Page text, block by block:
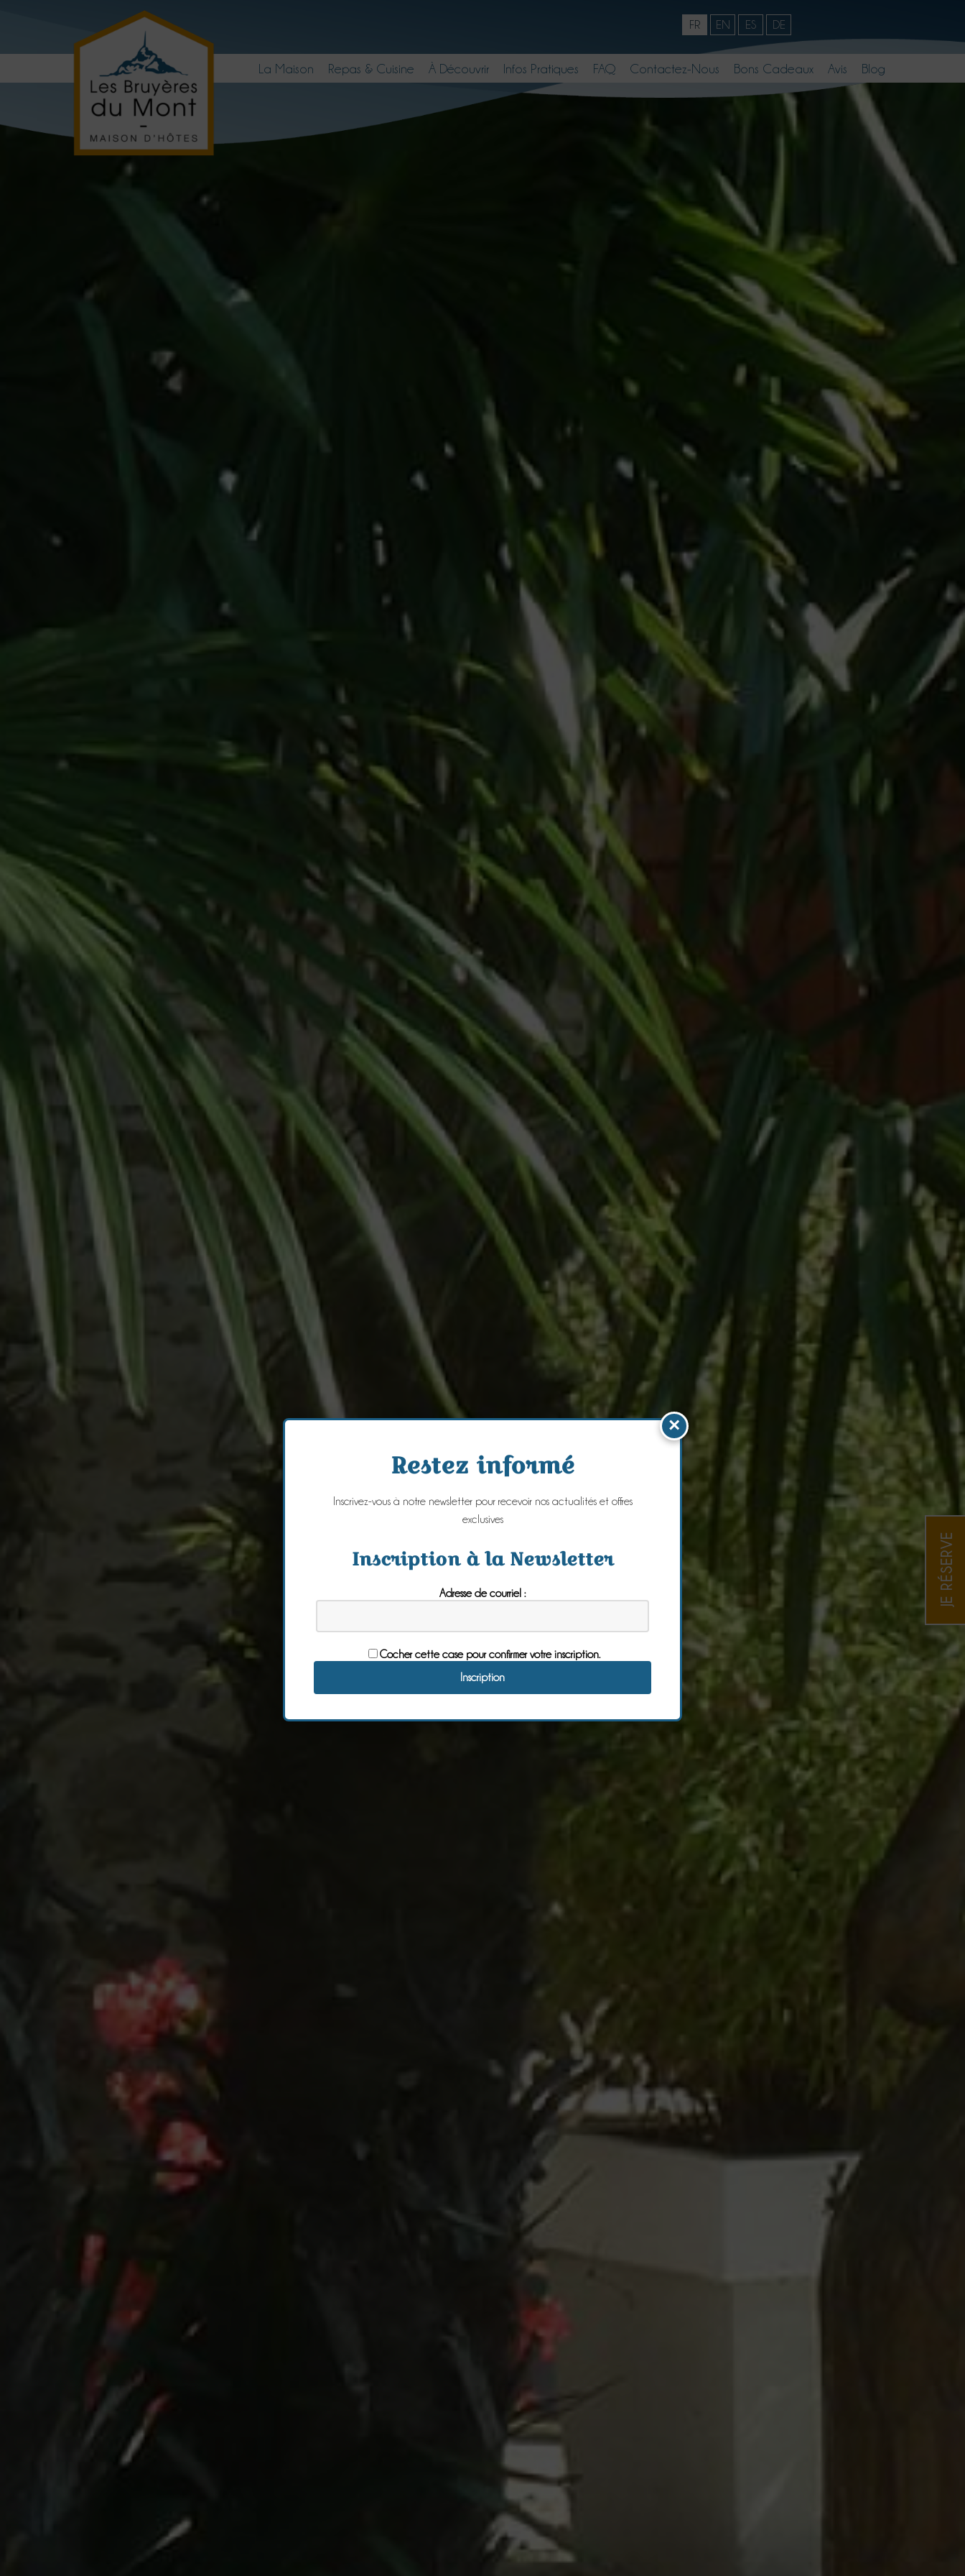
FR EN ES DE
La Maison Repas & Cuisine À Découvrir Infos Pratiques FAQ Contactez-Nous Bons Cadeaux Avis Blog
JE RÉSERVE
×
Restez informé
Inscrivez-vous à notre newsletter pour recevoir nos actualités et offres
exclusives
Inscription à la Newsletter
Adresse de courriel :
Cocher cette case pour confirmer votre inscription.